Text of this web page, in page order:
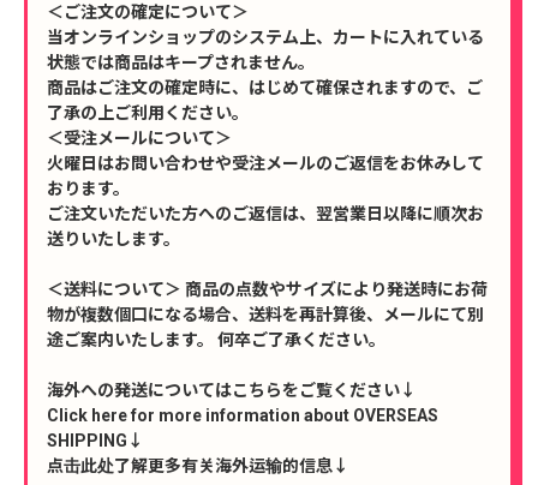
＜ご注文の確定について＞
当オンラインショップのシステム上、カートに入れている
状態では商品はキープされません。
商品はご注文の確定時に、はじめて確保されますので、ご
了承の上ご利用ください。
＜受注メールについて＞
火曜日はお問い合わせや受注メールのご返信をお休みして
おります。
ご注文いただいた方へのご返信は、翌営業日以降に順次お
送りいたします。
＜送料について＞ 商品の点数やサイズにより発送時にお荷
物が複数個口になる場合、送料を再計算後、メールにて別
途ご案内いたします。 何卒ご了承ください。
海外への発送についてはこちらをご覧ください↓
Click here for more information about OVERSEAS
SHIPPING↓
点击此处了解更多有关海外运输的信息↓